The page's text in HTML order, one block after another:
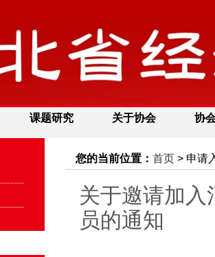
协
关于协会
课题研究
您的当前位置： 首页 > 申请
关于邀请加
员的通知